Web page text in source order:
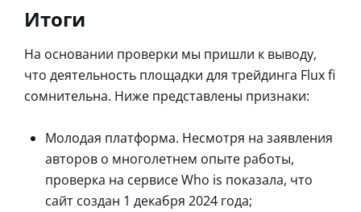
Итоги
На основании проверки мы пришли к выводу,
что деятельность площадки для трейдинга Flux fi
сомнительна. Ниже представлены признаки:
Молодая платформа. Несмотря на заявления
авторов о многолетнем опыте работы,
проверка на сервисе Who is показала, что
сайт создан 1 декабря 2024 года;